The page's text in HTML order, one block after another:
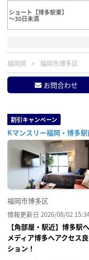
ショート【博多駅東】
～30日未満
福岡県 福岡市博多区
お問合わせ
割引キャンペーン
Kマンスリー福岡・博多
福岡市博多区
情報更新日 2026/08/02
【角部屋・駅近】博多駅
メディア博多へアクセス
ション！